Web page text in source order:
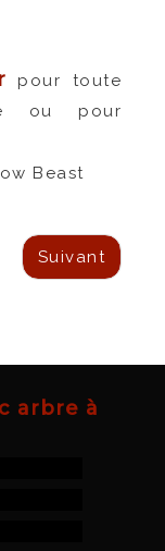
pour toute
ou pour
Beast
Suivant
arbre à